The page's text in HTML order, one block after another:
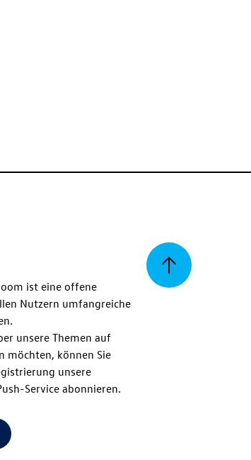
Zurück
ist eine offene
Nutzern umfangreiche
unsere Themen auf
möchten, können Sie
unsere
Service abonnieren.